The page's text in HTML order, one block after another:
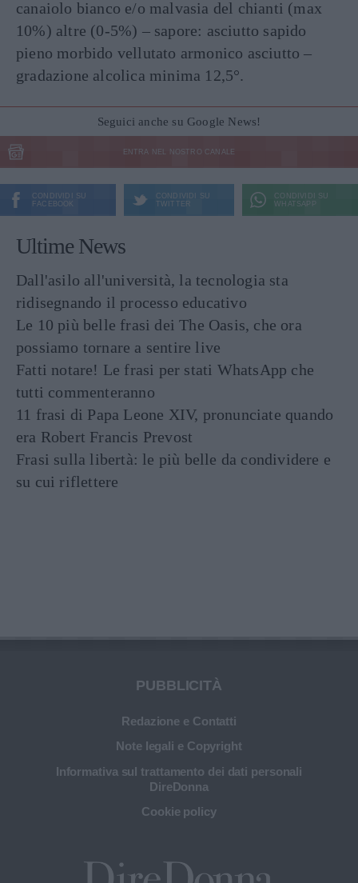
canaiolo bianco e/o malvasia del chianti (max
10%) altre (0-5%) – sapore: asciutto sapido
pieno morbido vellutato armonico asciutto –
gradazione alcolica minima 12,5°.
Seguici anche su Google News!
ENTRA NEL NOSTRO CANALE
CONDIVIDI SU
FACEBOOK
CONDIVIDI SU
TWITTER
CONDIVIDI SU
WHATSAPP
Ultime News
Dall'asilo all'università, la tecnologia sta
ridisegnando il processo educativo
Le 10 più belle frasi dei The Oasis, che ora
possiamo tornare a sentire live
Fatti notare! Le frasi per stati WhatsApp che
tutti commenteranno
11 frasi di Papa Leone XIV, pronunciate quando
era Robert Francis Prevost
Frasi sulla libertà: le più belle da condividere e
su cui riflettere
PUBBLICITÀ
Redazione e Contatti
Note legali e Copyright
Informativa sul trattamento dei dati personali
DireDonna
Cookie policy